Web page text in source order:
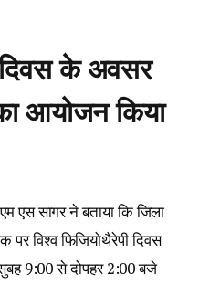
दिवस के अवसर
आयोजन किया
एस सागर ने बताया कि जिला
पर विश्व फिजियोथैरेपी दिवस
9:00 से दोपहर 2:00 बजे